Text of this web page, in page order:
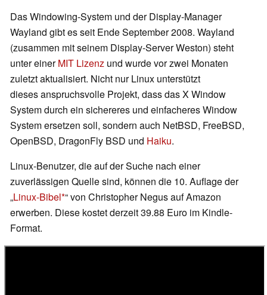
Das Windowing-System und der Display-Manager
Wayland gibt es seit Ende September 2008. Wayland
(zusammen mit seinem Display-Server Weston) steht
unter einerMIT Lizenz und wurde vor zwei Monaten
zuletzt aktualisiert. Nicht nur Linux unterstützt
dieses anspruchsvolle Projekt, dass das X Window
System durch ein sichereres und einfacheres Window
System ersetzen soll, sondern auch NetBSD, FreeBSD,
OpenBSD, DragonFly BSD und Haiku.
Linux-Benutzer, die auf der Suche nach einer
zuverlässigen Quelle sind, können die 10. Auflage der
„Linux-Bibel “ von Christopher Negus auf Amazon
erwerben. Diese kostet derzeit 39.88 Euro im Kindle-
Format.